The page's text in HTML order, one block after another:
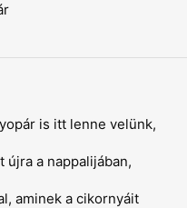
is itt lenne velünk,
újra a nappalijában,
aminek a cikornyáit